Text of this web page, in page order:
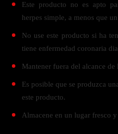
Este producto no es apto
herpes simple, a menos que
No use este producto si ha
tiene enfermedad coronaria
Mantener fuera del alcance de
Es posible que se produzca
este producto.
Almacene en un lugar fresco